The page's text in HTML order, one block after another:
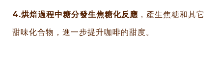
4.烘焙過程中糖分發生焦糖化反應 ，產生焦糖和其它
甜味化合物，進一步提升咖啡的甜度。